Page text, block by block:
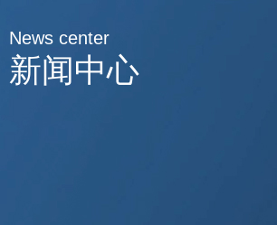
News center
新闻中心